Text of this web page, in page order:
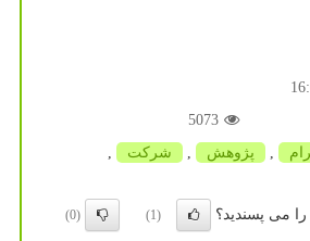
5073
پژوهش شركت
می پسندید؟ (1)
(0)